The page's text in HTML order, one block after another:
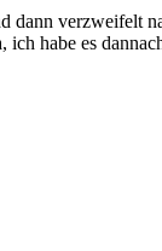
verzweifelt
habe es